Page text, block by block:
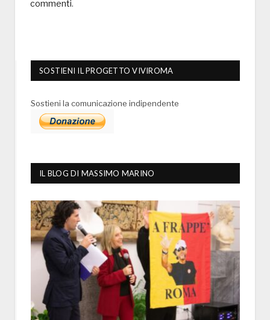
commenti.
SOSTIENI IL PROGETTO VIVIROMA
Sostieni la comunicazione indipendente
IL BLOG DI MASSIMO MARINO